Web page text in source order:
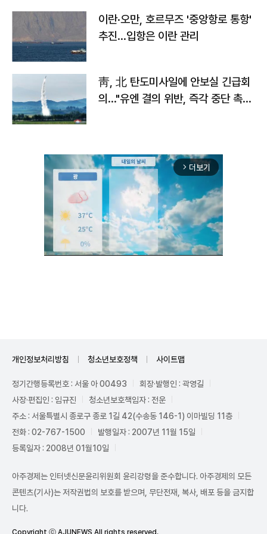
이란·오만, 호르무즈 '중앙항로 통항'
추진…입항은 이란 관리
靑, 北 탄도미사일에 안보실 긴급회
의…"유엔 결의 위반, 즉각 중단 촉
arrow_forward_ios 더보기
개인정보처리방침 청소년보호정책 사이트맵
정기간행등록번호 : 서울 아 00493
회장·발행인 : 곽영길
사장·편집인 : 임규진
청소년보호책임자 : 전운
주소 : 서울특별시 종로구 종로 1길 42(수송동 146-1) 이마빌딩 11층
전화 : 02-767-1500
발행일자 : 2007년 11월 15일
등록일자 : 2008년 01월10일
아주경제는 인터넷신문윤리위원회 윤리강령을 준수합니다. 아주경제의 모든
콘텐츠(기사)는 저작권법의 보호를 받으며, 무단전재, 복사, 배포 등을 금지합
니다.
Copyright ⓒ AJUNEWS All rights reserved.